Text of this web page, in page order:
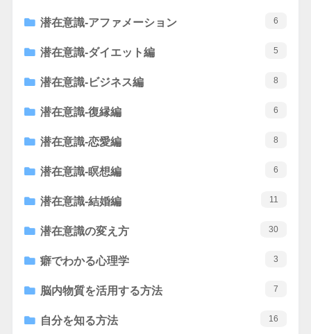
潜在意識-アファメーション 6
潜在意識-ダイエット編 5
潜在意識-ビジネス編 8
潜在意識-復縁編 6
潜在意識-恋愛編 8
潜在意識-瞑想編 6
潜在意識-結婚編 11
潜在意識の変え方 30
癖でわかる心理学 3
脳内物質を活用する方法 7
自分を知る方法 16